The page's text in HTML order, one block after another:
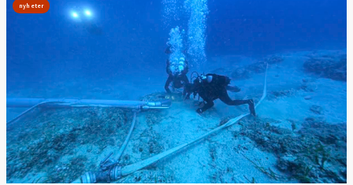
nyheter